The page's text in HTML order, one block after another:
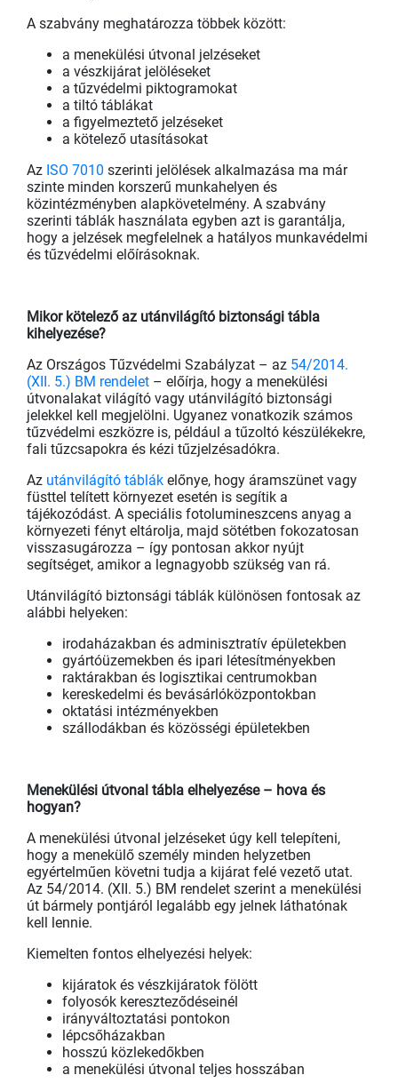
A szabvány meghatározza többek között:
a menekülési útvonal jelzéseket
a vészkijárat jelöléseket
a tűzvédelmi piktogramokat
a tiltó táblákat
a figyelmeztető jelzéseket
a kötelező utasításokat
Az ISO 7010 szerinti jelölések alkalmazása ma már
szinte minden korszerű munkahelyen és
közintézményben alapkövetelmény. A szabvány
szerinti táblák használata egyben azt is garantálja,
hogy a jelzések megfelelnek a hatályos munkavédelmi
és tűzvédelmi előírásoknak.
Mikor kötelező az utánvilágító biztonsági tábla
kihelyezése?
Az Országos Tűzvédelmi Szabályzat – az 54/2014.
(XII. 5.) BM rendelet – előírja, hogy a menekülési
útvonalakat világító vagy utánvilágító biztonsági
jelekkel kell megjelölni. Ugyanez vonatkozik számos
tűzvédelmi eszközre is, például a tűzoltó készülékekre,
fali tűzcsapokra és kézi tűzjelzésadókra.
Az utánvilágító táblák előnye, hogy áramszünet vagy
füsttel telített környezet esetén is segítik a
tájékozódást. A speciális fotolumineszcens anyag a
környezeti fényt eltárolja, majd sötétben fokozatosan
visszasugározza – így pontosan akkor nyújt
segítséget, amikor a legnagyobb szükség van rá.
Utánvilágító biztonsági táblák különösen fontosak az
alábbi helyeken:
irodaházakban és adminisztratív épületekben
gyártóüzemekben és ipari létesítményekben
raktárakban és logisztikai centrumokban
kereskedelmi és bevásárlóközpontokban
oktatási intézményekben
szállodákban és közösségi épületekben
Menekülési útvonal tábla elhelyezése – hova és
hogyan?
A menekülési útvonal jelzéseket úgy kell telepíteni,
hogy a menekülő személy minden helyzetben
egyértelműen követni tudja a kijárat felé vezető utat.
Az 54/2014. (XII. 5.) BM rendelet szerint a menekülési
út bármely pontjáról legalább egy jelnek láthatónak
kell lennie.
Kiemelten fontos elhelyezési helyek:
kijáratok és vészkijáratok fölött
folyosók kereszteződéseinél
irányváltoztatási pontokon
lépcsőházakban
hosszú közlekedőkben
a menekülési útvonal teljes hosszában